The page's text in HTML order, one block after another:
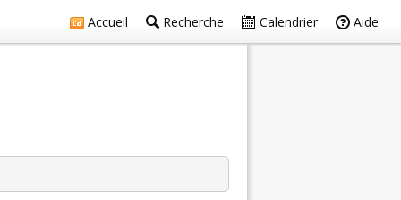
Accueil Recherche Calendrier Aide